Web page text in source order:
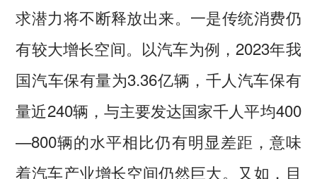
求潜力将不断释放出来。一是传统消费仍
有较大增长空间。以汽车为例，2023年我
国汽车保有量为3.36亿辆，千人汽车保有
量近240辆，与主要发达国家千人平均400
—800辆的水平相比仍有明显差距，意味
着汽车产业增长空间仍然巨大。又如，目